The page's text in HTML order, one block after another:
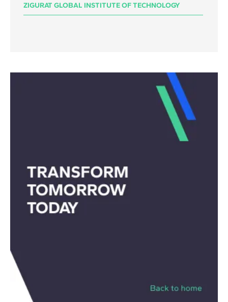
ZIGURAT GLOBAL INSTITUTE OF TECHNOLOGY